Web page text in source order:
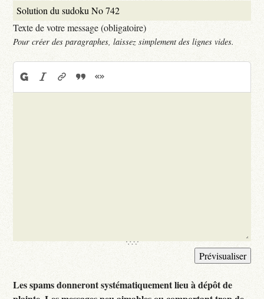
Texte de votre message (obligatoire)
Pour créer des paragraphes, laissez simplement des lignes vides.
Les spams donneront systématiquement lieu à dépôt de